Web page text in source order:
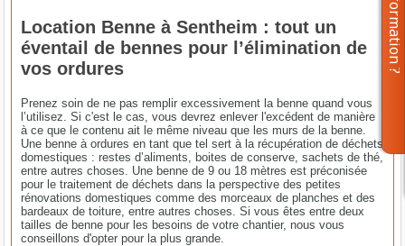
Location Benne à Sentheim : tout un
éventail de bennes pour l’élimination de
vos ordures
Prenez soin de ne pas remplir excessivement la benne quand vous
l’utilisez. Si c'est le cas, vous devrez enlever l'excédent de manière
à ce que le contenu ait le même niveau que les murs de la benne.
Une benne à ordures en tant que tel sert à la récupération de déchets
domestiques : restes d’aliments, boites de conserve, sachets de thé,
entre autres choses. Une benne de 9 ou 18 mètres est préconisée
pour le traitement de déchets dans la perspective des petites
rénovations domestiques comme des morceaux de planches et des
bardeaux de toiture, entre autres choses. Si vous êtes entre deux
tailles de benne pour les besoins de votre chantier, nous vous
conseillons d'opter pour la plus grande.